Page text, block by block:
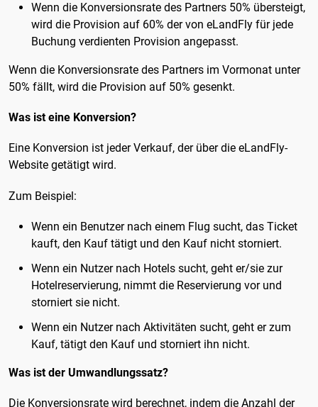
Wenn die Konversionsrate des Partners 50% übersteigt,
wird die Provision auf 60% der von eLandFly für jede
Buchung verdienten Provision angepasst.
Wenn die Konversionsrate des Partners im Vormonat unter
50% fällt, wird die Provision auf 50% gesenkt.
Was ist eine Konversion?
Eine Konversion ist jeder Verkauf, der über die eLandFly-
Website getätigt wird.
Zum Beispiel:
Wenn ein Benutzer nach einem Flug sucht, das Ticket
kauft, den Kauf tätigt und den Kauf nicht storniert.
Wenn ein Nutzer nach Hotels sucht, geht er/sie zur
Hotelreservierung, nimmt die Reservierung vor und
storniert sie nicht.
Wenn ein Nutzer nach Aktivitäten sucht, geht er zum
Kauf, tätigt den Kauf und storniert ihn nicht.
Was ist der Umwandlungssatz?
Die Konversionsrate wird berechnet, indem die Anzahl der